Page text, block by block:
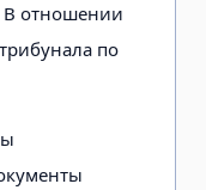
В отношении
по